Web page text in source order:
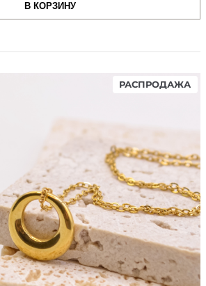
составляла
В КОРЗИНУ
РАСПРОДАЖА